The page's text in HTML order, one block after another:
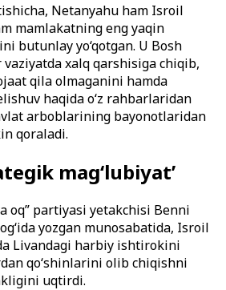
Netanyahu ham Isroil
mamlakatning eng yaqin
butunlay yo‘qotgan. U Bosh
xalq qarshisiga chiqib,
qila olmaganini hamda
haqida o‘z rahbarlaridan
arboblarining bayonotlaridan
qoraladi.
mag‘lubiyat’
oq” partiyasi yetakchisi Benni
yozgan munosabatida, Isroil
Livandagi harbiy ishtirokini
qo‘shinlarini olib chiqishni
uqtirdi.